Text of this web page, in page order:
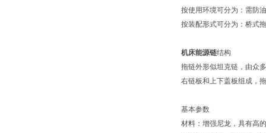
按使用环境可分为：需防
按装配形式可分为：桥式
机床能源链结构
拖链外形似坦克链，由众
右链板和上下盖板组成，
基本参数
材料：增强尼龙，具有高